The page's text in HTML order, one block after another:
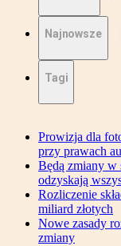
Najnowsze
Tagi
Prowizja dla
przy prawach
Będą zmiany w
odzyskają
Rozliczenie
miliard złotych
Nowe zasady
zmiany